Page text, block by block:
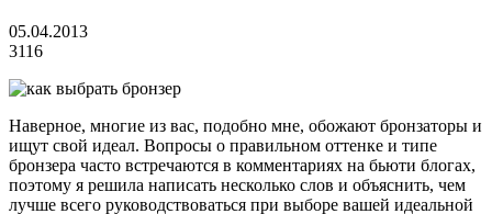
05.04.2013
3116
Наверное, многие из вас, подобно мне, обожают бронзаторы и
ищут свой идеал. Вопросы о правильном оттенке и типе
бронзера часто встречаются в комментариях на бьюти блогах,
поэтому я решила написать несколько слов и объяснить, чем
лучше всего руководствоваться при выборе вашей идеальной